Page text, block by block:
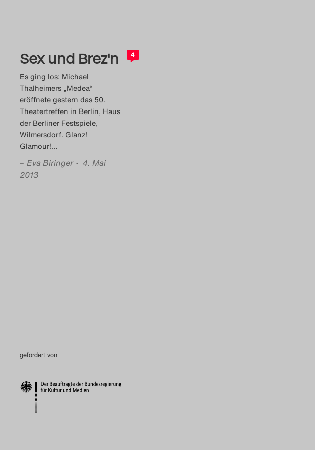
Sex und Brez'n 4
Es ging los: Michael
Thalheimers „Medea“
eröffnete gestern das 50.
Theatertreffen in Berlin, Haus
der Berliner Festspiele,
Wilmersdorf. Glanz!
Glamour!…
– Eva Biringer • 4. Mai
2013
gefördert von